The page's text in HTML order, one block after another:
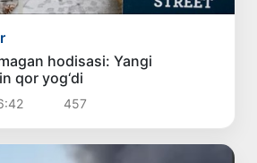
hodisasi: Yangi
qor yog‘di
457